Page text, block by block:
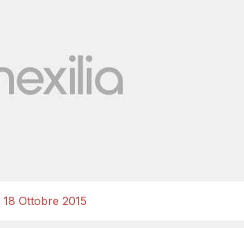
18 Ottobre 2015